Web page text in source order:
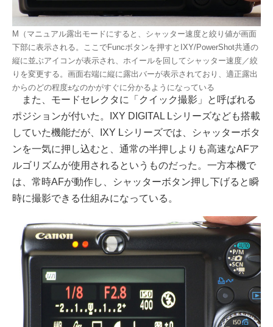
M（マニュアル露出モードにすると、シャッター速度と絞り値が画面
下部に表示される。ここでFuncボタンを押すとIXY/PowerShot共通の
縦に並ぶアイコンが表示され、ホイールを回してシャッター速度／絞
りを変更する。画面右端に縦に露出バーが表示されており、適正露出
からのどの程度±なのかがすぐに分かるようになっている
また、モードセレクタに「クイック撮影」と呼ばれる
ポジションが付いた。IXY DIGITAL Lシリーズなども搭載
していた機能だが、IXY Lシリーズでは、シャッターボタ
ンを一気に押し込むと、通常の半押しよりも高速なAFア
ルゴリズムが使用されるというものだった。一方本機で
は、常時AFが動作し、シャッターボタン押し下げると瞬
時に撮影できる仕組みになっている。